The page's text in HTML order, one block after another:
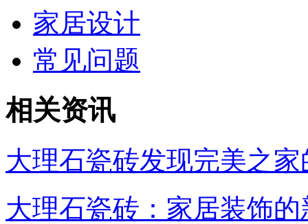
家居设计
常见问题
相关资讯
大理石瓷砖发现完美之家
大理石瓷砖：家居装饰的